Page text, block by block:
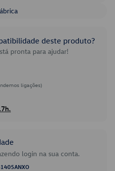
deste produto?
pronta para ajudar!
ligações)
login na sua conta.